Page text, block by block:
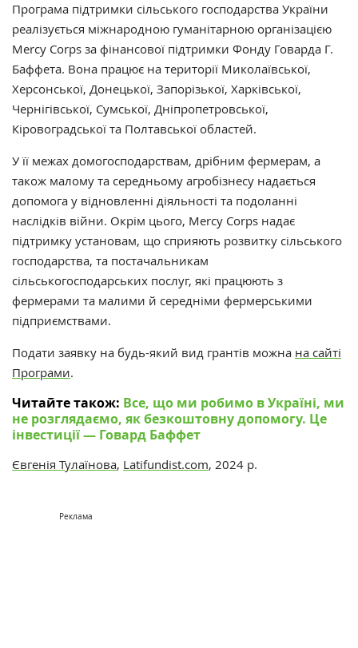
Програма підтримки сільського господарства України
реалізується міжнародною гуманітарною організацією
Mercy Corps за фінансової підтримки Фонду Говарда Г.
Баффета. Вона працює на території Миколаївської,
Херсонської, Донецької, Запорізької, Харківської,
Чернігівської, Сумської, Дніпропетровської,
Кіровоградської та Полтавської областей.
У її межах домогосподарствам, дрібним фермерам, а
також малому та середньому агробізнесу надається
допомога у відновленні діяльності та подоланні
наслідків війни. Окрім цього, Mercy Corps надає
підтримку установам, що сприяють розвитку сільського
господарства, та постачальникам
сільськогосподарських послуг, які працюють з
фермерами та малими й середніми фермерськими
підприємствами.
Подати заявку на будь-який вид грантів можна на сайті
Програми.
Читайте також: Все, що ми робимо в Україні, ми
не розглядаємо, як безкоштовну допомогу. Це
інвестиції — Говард Баффет
Євгенія Тулаїнова, Latifundist.com, 2024 р.
Реклама